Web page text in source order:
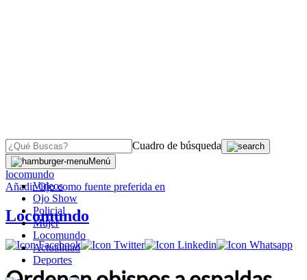
Cuadro de búsqueda
Menú
Videos
Ojo Show
Policial
Mujer
Locomundo
Actualidad
Deportes
OJO
locomundo
AñadirOjocomo fuente preferida en
Locomundo